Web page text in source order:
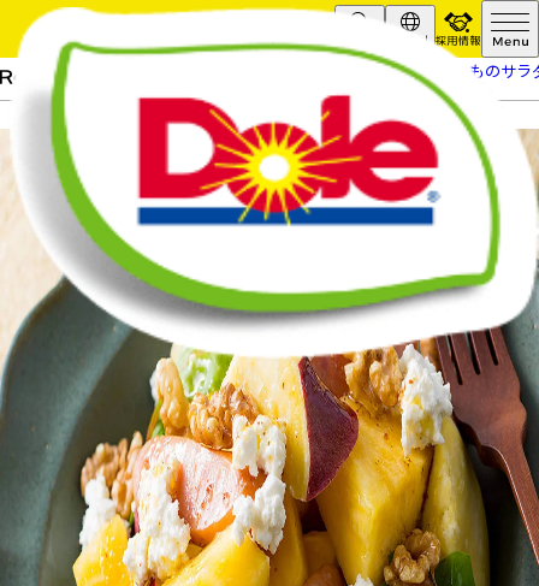
Search Global
採用情報
パイナップルとさつまいものサラ